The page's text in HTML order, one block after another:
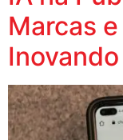
Marcas
Inovando